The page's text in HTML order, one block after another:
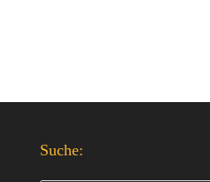
Suche: